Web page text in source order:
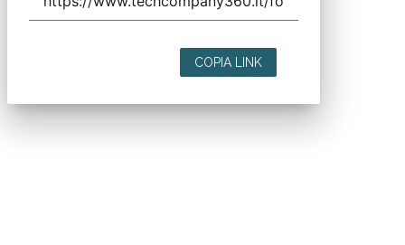
COPIA LINK